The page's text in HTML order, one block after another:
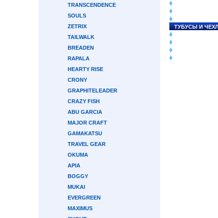
TRANSCENDENCE
SOULS
ZETRIX
TAILWALK
BREADEN
RAPALA
HEARTY RISE
CRONY
GRAPHITELEADER
CRAZY FISH
ABU GARCIA
MAJOR CRAFT
GAMAKATSU
TRAVEL GEAR
OKUMA
APIA
BOGGY
MUKAI
EVERGREEN
MAXIMUS
ТУБУСЫ И